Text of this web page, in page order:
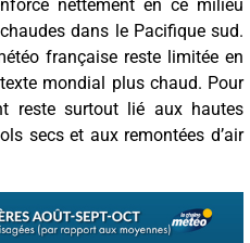
nettement en ce milieu
dans le Pacifique sud.
française reste limitée en
mondial plus chaud. Pour
reste surtout lié aux hautes
secs et aux remontées d’air